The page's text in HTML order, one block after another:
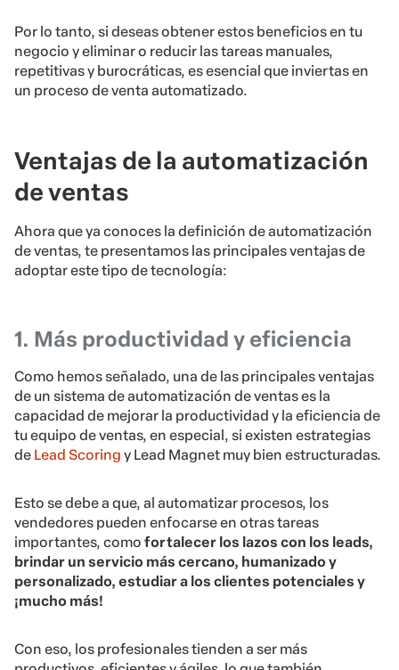
Por lo tanto, si deseas obtener estos beneficios en tu
negocio y eliminar o reducir las tareas manuales,
repetitivas y burocráticas, es esencial que inviertas en
un proceso de venta automatizado.
Ventajas de la automatización
de ventas
Ahora que ya conoces la definición de automatización
de ventas, te presentamos las principales ventajas de
adoptar este tipo de tecnología:
1. Más productividad y eficiencia
Como hemos señalado, una de las principales ventajas
de un sistema de automatización de ventas es la
capacidad de mejorar la productividad y la eficiencia de
tu equipo de ventas, en especial, si existen estrategias
de Lead Scoring y Lead Magnet muy bien estructuradas.
Esto se debe a que, al automatizar procesos, los
vendedores pueden enfocarse en otras tareas
importantes, como fortalecer los lazos con los leads,
brindar un servicio más cercano, humanizado y
personalizado, estudiar a los clientes potenciales y
¡mucho más!
Con eso, los profesionales tienden a ser más